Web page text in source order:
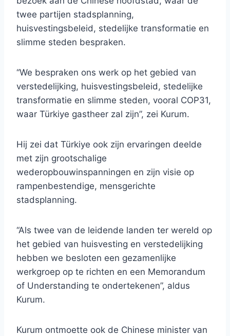
twee partijen stadsplanning,
huisvestingsbeleid, stedelijke transformatie en
slimme steden bespraken.
“We bespraken ons werk op het gebied van
verstedelijking, huisvestingsbeleid, stedelijke
transformatie en slimme steden, vooral COP31,
waar Türkiye gastheer zal zijn”, zei Kurum.
Hij zei dat Türkiye ook zijn ervaringen deelde
met zijn grootschalige
wederopbouwinspanningen en zijn visie op
rampenbestendige, mensgerichte
stadsplanning.
“Als twee van de leidende landen ter wereld op
het gebied van huisvesting en verstedelijking
hebben we besloten een gezamenlijke
werkgroep op te richten en een Memorandum
of Understanding te ondertekenen”, aldus
Kurum.
Kurum ontmoette ook de Chinese minister van